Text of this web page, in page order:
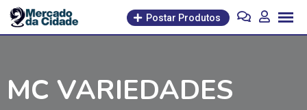
Pular
para
Postar Produtos
MC VARIEDADES